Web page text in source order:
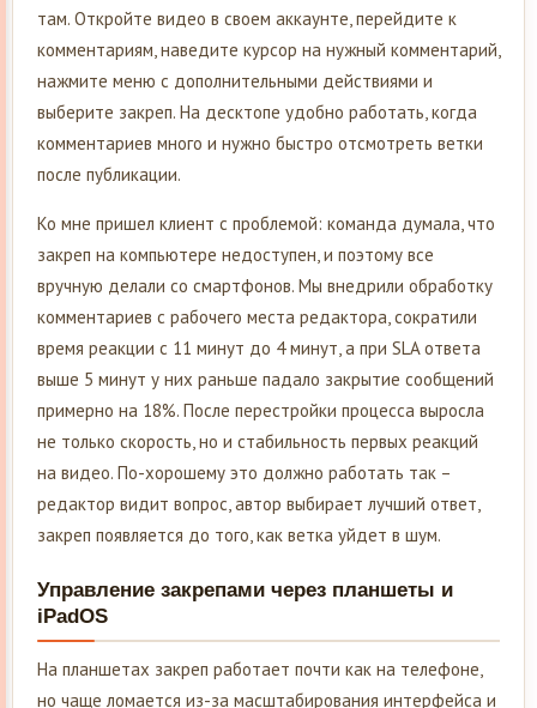
там. Откройте видео в своем аккаунте, перейдите к
комментариям, наведите курсор на нужный комментарий,
нажмите меню с дополнительными действиями и
выберите закреп. На десктопе удобно работать, когда
комментариев много и нужно быстро отсмотреть ветки
после публикации.
Ко мне пришел клиент с проблемой: команда думала, что
закреп на компьютере недоступен, и поэтому все
вручную делали со смартфонов. Мы внедрили обработку
комментариев с рабочего места редактора, сократили
время реакции с 11 минут до 4 минут, а при SLA ответа
выше 5 минут у них раньше падало закрытие сообщений
примерно на 18%. После перестройки процесса выросла
не только скорость, но и стабильность первых реакций
на видео. По-хорошему это должно работать так –
редактор видит вопрос, автор выбирает лучший ответ,
закреп появляется до того, как ветка уйдет в шум.
Управление закрепами через планшеты и
iPadOS
На планшетах закреп работает почти как на телефоне,
но чаще ломается из-за масштабирования интерфейса и